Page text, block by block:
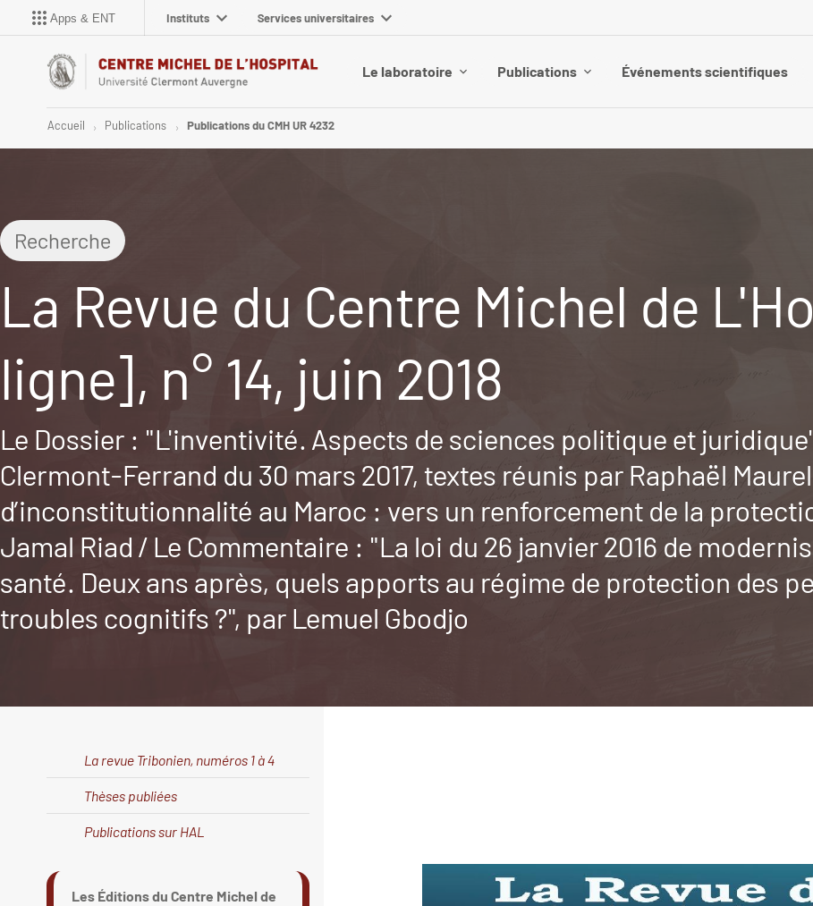
Apps & ENT Instituts Services universitaires
Le laboratoire Publications Événements scientifiques
Accueil Publications Publications du CMH UR 4232
Recherche
La Revue du Centre Michel de
ligne], n° 14, juin 2018
Le Dossier : "L'inventivité. Aspects de sciences politique et
Clermont-Ferrand du 30 mars 2017, textes réunis par Raphaël
d’inconstitutionnalité au Maroc : vers un renforcement de la
Jamal Riad / Le Commentaire : "La loi du 26 janvier 2016 de
santé. Deux ans après, quels apports au régime de protection des
troubles cognitifs ?", par Lemuel Gbodjo
La revue Tribonien, numéros 1 à 4
Thèses publiées
Publications sur HAL
Les Éditions du Centre Michel de